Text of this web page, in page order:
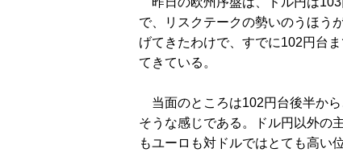
で、リスクテークの勢いのうほう
げてきたわけで、すでに102円台
てきている。
当面のところは102円台後半か
そうな感じである。ドル円以外の
もユーロも対ドルではとても高い